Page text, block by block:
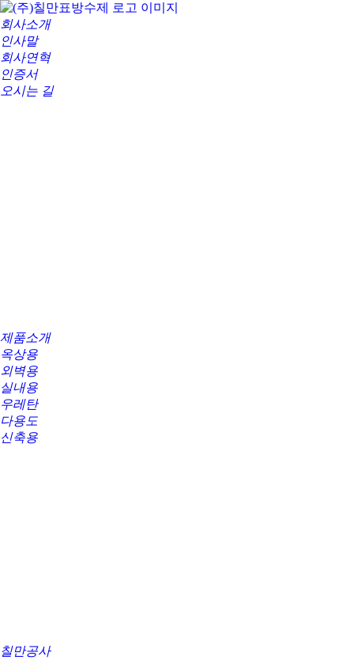
회사소개
인사말
회사연혁
인증서
오시는 길
제품소개
옥상용
외벽용
실내용
우레탄
다용도
신축용
칠만공사